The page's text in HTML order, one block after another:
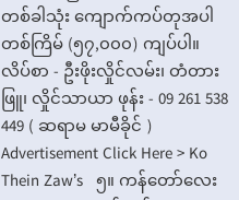
တစ်ခါသုံး ကျောက်ကပ်တုအပါ
တစ်ကြိမ် (၅၇,၀၀၀) ကျပ်ပါ။
လိပ်စာ - ဦးဖိုးလှိုင်လမ်း၊ တံတား
ဖြူ၊ လှိုင်သာယာ ဖုန်း - 09 261 538
449 ( ဆရာမ မာမီခိုင် )
Advertisement Click Here > Ko
Thein Zaw’s ၅။ ကန်တော်လေး